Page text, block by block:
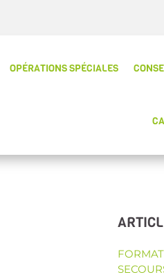
OPÉRATIONS SPÉCIALES